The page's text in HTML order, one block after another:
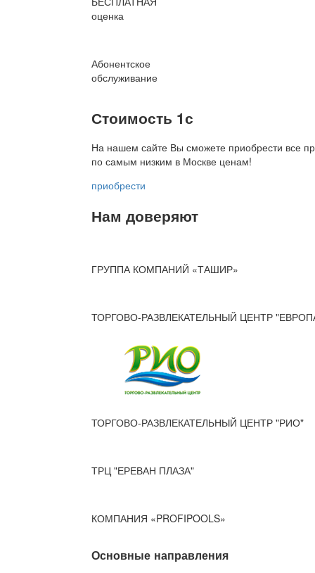
оценка
Абонентское
обслуживание
Стоимость 1с
На нашем сайте Вы сможете приобрести все
по самым низким в Москве ценам!
приобрести
Нам доверяют
ГРУППА КОМПАНИЙ «ТАШИР»
ТОРГОВО-РАЗВЛЕКАТЕЛЬНЫЙ ЦЕНТР
ТОРГОВО-РАЗВЛЕКАТЕЛЬНЫЙ ЦЕНТР "РИО"
ТРЦ "ЕРЕВАН ПЛАЗА"
КОМПАНИЯ «PROFIPOOLS»
Основные направления